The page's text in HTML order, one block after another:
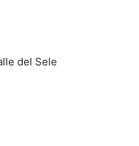
del Sele